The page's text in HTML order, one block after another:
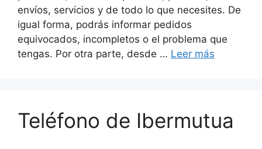
envíos, servicios y de todo lo que necesites. De
igual forma, podrás informar pedidos
equivocados, incompletos o el problema que
tengas. Por otra parte, desde … Leer más
Teléfono de Ibermutua